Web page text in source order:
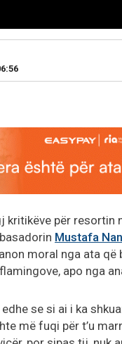
kritikëve për resortin
Mustafa
moral nga ata
apo nga
se si ai i ka
më fuqi për t’u